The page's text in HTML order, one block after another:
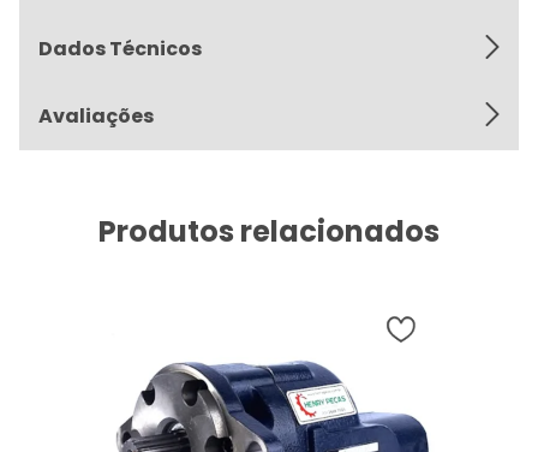
Dados Técnicos
Avaliações
Produtos relacionados